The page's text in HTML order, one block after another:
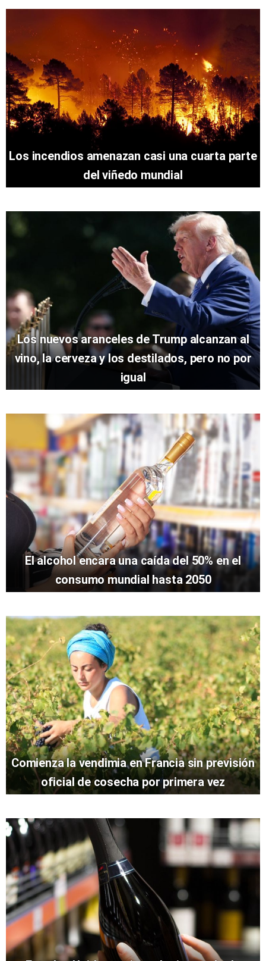
Los incendios amenazan casi una cuarta parte
del viñedo mundial
Los nuevos aranceles de Trump alcanzan al
vino, la cerveza y los destilados, pero no por
igual
El alcohol encara una caída del 50% en el
consumo mundial hasta 2050
Comienza la vendimia en Francia sin previsión
oficial de cosecha por primera vez